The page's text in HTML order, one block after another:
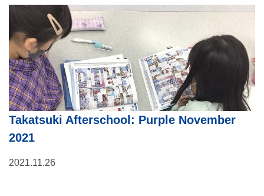
Takatsuki Afterschool: Purple November
2021
2021.11.26